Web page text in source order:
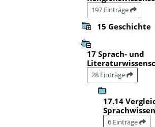
197 Einträge
15 Geschichte
17 Sprach- und
28 Einträge
17.14
6 Einträge